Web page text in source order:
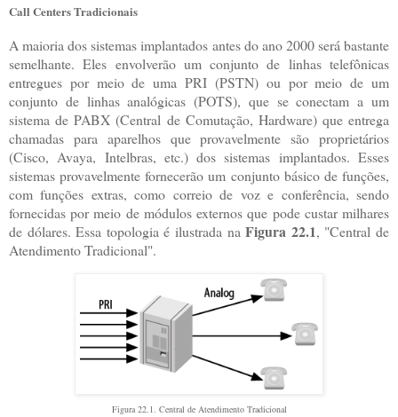
Call Centers Tradicionais
A maioria dos sistemas implantados antes do ano 2000 será bastante
semelhante. Eles envolverão um conjunto de linhas telefônicas
entregues por meio de uma PRI (PSTN) ou por meio de um
conjunto de linhas analógicas (POTS), que se conectam a um
sistema de PABX (Central de Comutação, Hardware) que entrega
chamadas para aparelhos que provavelmente são proprietários
(Cisco, Avaya, Intelbras, etc.) dos sistemas implantados. Esses
sistemas provavelmente fornecerão um conjunto básico de funções,
com funções extras, como correio de voz e conferência, sendo
fornecidas por meio de módulos externos que pode custar milhares
de dólares. Essa topologia é ilustrada naFigura 22.1, "Central de
Atendimento Tradicional".
Figura 22.1. Central de Atendimento Tradicional